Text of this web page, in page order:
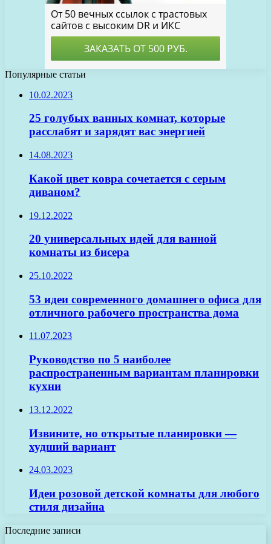
Популярные статьи
10.02.2023
25 голубых ванных комнат, которые
расслабят и зарядят вас энергией
14.08.2023
Какой цвет ковра сочетается с серым
диваном?
19.12.2022
20 универсальных идей для ванной
комнаты из бисера
25.10.2022
53 идеи современного домашнего офиса для
отличного рабочего пространства дома
11.07.2023
Руководство по 5 наиболее
распространенным вариантам планировки
кухни
13.12.2022
Извините, но открытые планировки —
худший вариант
24.03.2023
Идеи розовой детской комнаты для любого
стиля дизайна
Последние записи